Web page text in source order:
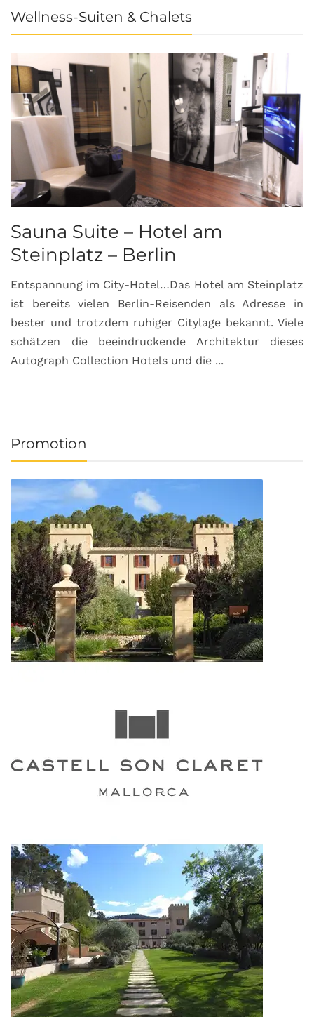
Wellness-Suiten & Chalets
Sauna Suite – Hotel am
Steinplatz – Berlin
Entspannung im City-Hotel…Das Hotel am Steinplatz
ist bereits vielen Berlin-Reisenden als Adresse in
bester und trotzdem ruhiger Citylage bekannt. Viele
schätzen die beeindruckende Architektur dieses
Autograph Collection Hotels und die ...
Promotion